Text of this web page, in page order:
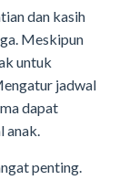
dan kasih
Meskipun
untuk
jadwal
dapat
anak.
penting.